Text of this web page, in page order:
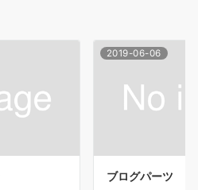
2019-06-06
ブログパーツ